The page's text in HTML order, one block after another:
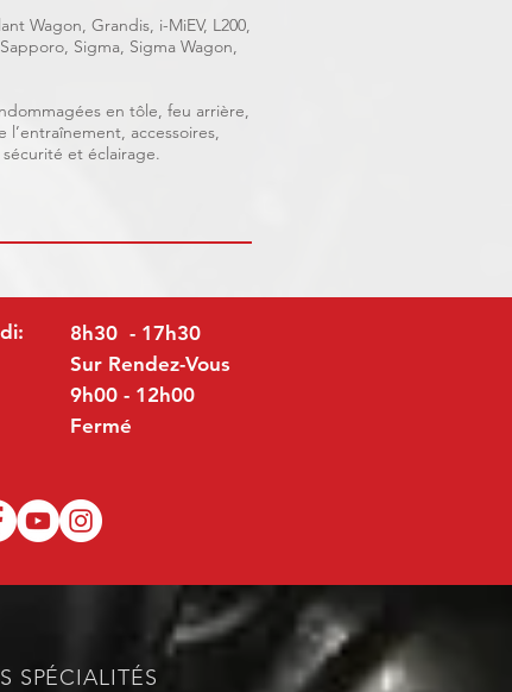
Wagon, Grandis, i-MiEV, L200,
Sigma, Sigma Wagon,
en tôle, feu arrière,
accessoires,
et éclairage.
8h30 - 17h30
Sur Rendez-Vous
9h00 - 12h00
Fermé
SPÉCIALITÉS